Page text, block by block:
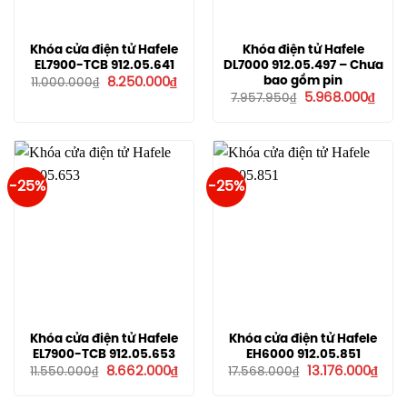
Khóa cửa điện tử Hafele
EL7900-TCB 912.05.641
11.000.000₫
Giá
8.250.000₫Giá
hiện
Khóa điện tử Hafele
DL7000 912.05.497 – Chưa
bao gồm pin
7.957.950₫
Giá
5.968.000₫Giá
hiện
-25%
Khóa cửa điện tử Hafele
EL7900-TCB 912.05.653
11.550.000₫
Giá
8.662.000₫Giá
hiện
-25%
Khóa cửa điện tử Hafele
EH6000 912.05.851
17.568.000₫
Giá
13.176.000₫Giá
hiện